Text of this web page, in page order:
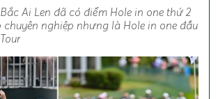
Ai Len đã có điểm Hole in one thứ 2
nghiệp nhưng là Hole in one đầu